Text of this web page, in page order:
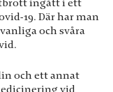
ingått i ett
19. Där har man
och svåra
och ett annat
vid